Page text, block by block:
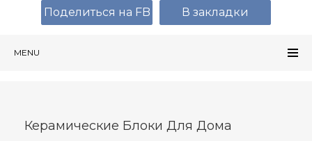
MENU
Керамические Блоки Для Дома
Поделиться на FB В закладки